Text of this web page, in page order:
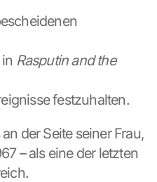
Rasputin and the
festzuhalten.
der Seite seiner Frau,
– als eine der letzten